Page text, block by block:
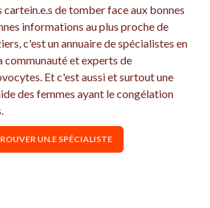
cartein.e.s de tomber face aux bonnes
informations au plus proche de
c'est un annuaire de spécialistes en
communauté et experts de
Et c'est aussi et surtout une
des femmes ayant le congélation
UN.E SPÉCIALISTE